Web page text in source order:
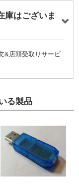
庫はございま
&店頭受取りサービ
る製品